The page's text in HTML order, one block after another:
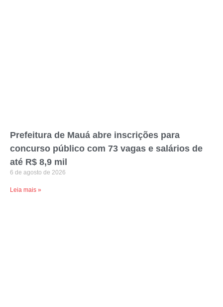
Prefeitura de Mauá abre inscrições para
concurso público com 73 vagas e salários de
até R$ 8,9 mil
6 de agosto de 2026
Leia mais »